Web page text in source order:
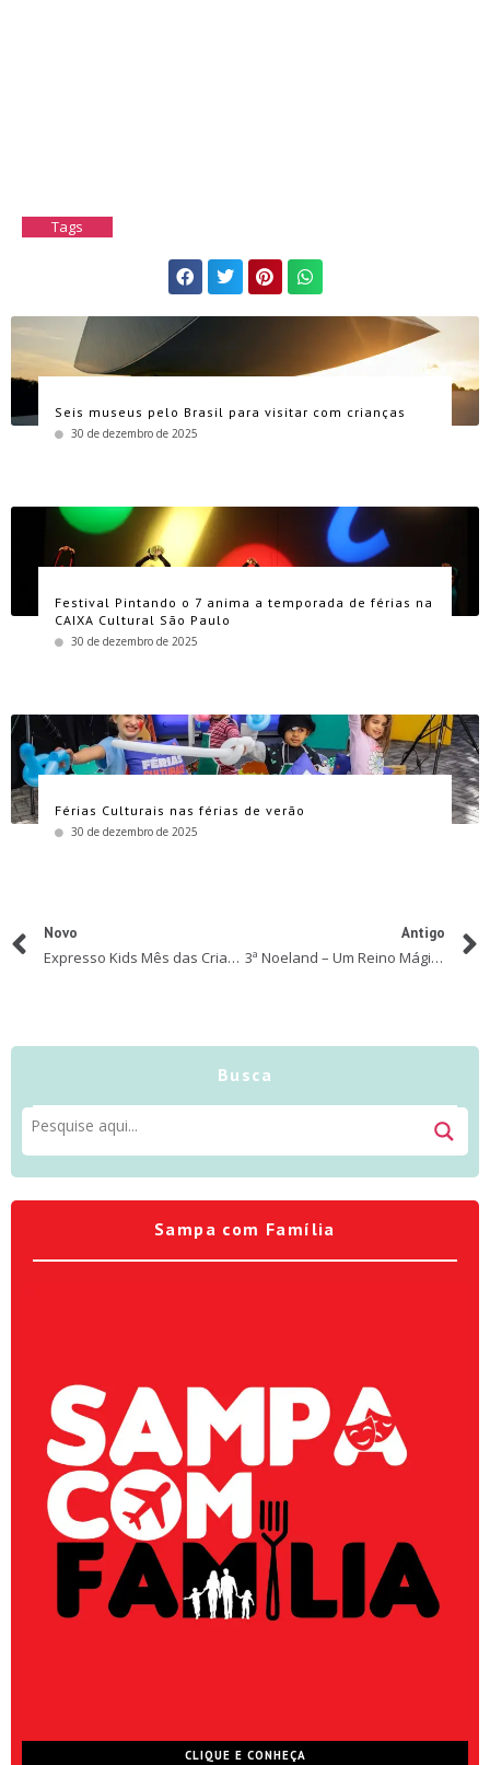
Tags
Seis museus pelo Brasil para visitar com crianças
30 de dezembro de 2025
Festival Pintando o 7 anima a temporada de férias na
CAIXA Cultural São Paulo
30 de dezembro de 2025
Férias Culturais nas férias de verão
30 de dezembro de 2025
Novo
Expresso Kids Mês das Crianças
Antigo
3ª Noeland – Um Reino Mágico de Natal
Busca
Sampa com Família
CLIQUE E CONHEÇA